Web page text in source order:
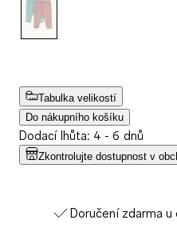
Tabulka velikostí
Do nákupního košíku
Dodací lhůta: 4 - 6 dnů
Zkontrolujte dostupnost v
Doručení zdarma